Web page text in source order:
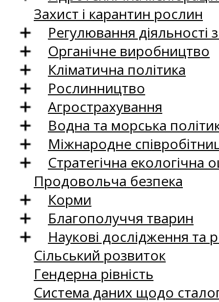
Захист і карантин рослин
Регулювання
Органічне виробництво
Кліматична політика
Рослинництво
Агрострахування
Водна та морська
Міжнародне
Стратегічна екологічна
Продовольча безпека
Корми
Благополуччя тварин
Наукові дослідження та
Сільський розвиток
Гендерна рівність
Система даних щодо